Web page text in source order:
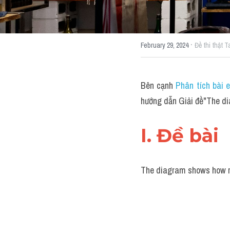
February 29, 2024· Đề thi thật
Bên cạnh Phân tích bài
hướng dẫn Giải đề"​The
I. Đề bài
The diagram shows how